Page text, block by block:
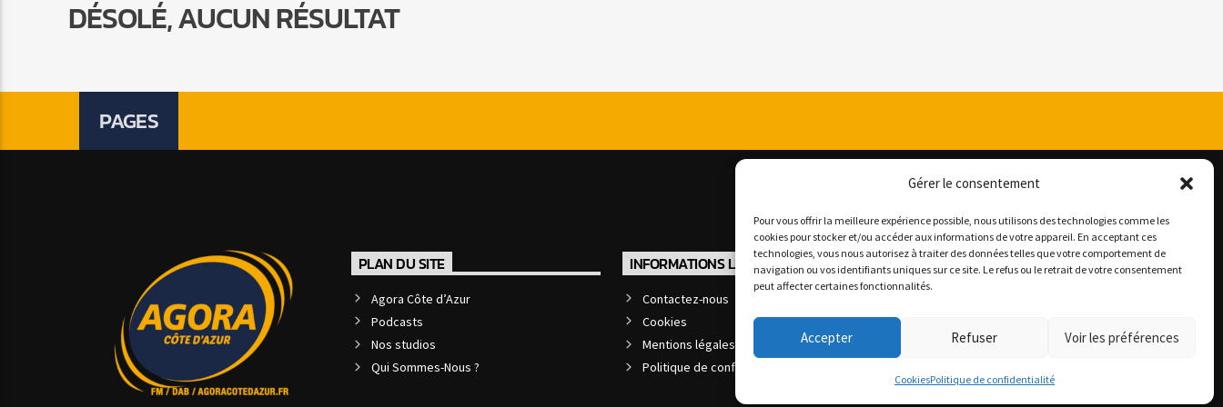
Gérer le consentement
Pour vous offrir la meilleure expérience possible, nous utilisons des technologies comme les
cookies pour stocker et/ou accéder aux informations de votre appareil. En acceptant ces
technologies, vous nous autorisez à traiter des données telles que votre comportement de
navigation ou vos identifiants uniques sur ce site. Le refus ou le retrait de votre consentement
peut affecter certaines fonctionnalités.
Accepter Refuser Voir les préférences
CookiesPolitique de confidentialité
DÉSOLÉ, AUCUN RÉSULTAT
PAGES
PLAN DU SITE
Agora Côte d’Azur
Podcasts
Nos studios
Qui Sommes-Nous ?
INFORMATIONS LÉGALES
Contactez-nous
Cookies
Mentions légales et CGU
Politique de confidentialité
SUIVEZ-NOUS